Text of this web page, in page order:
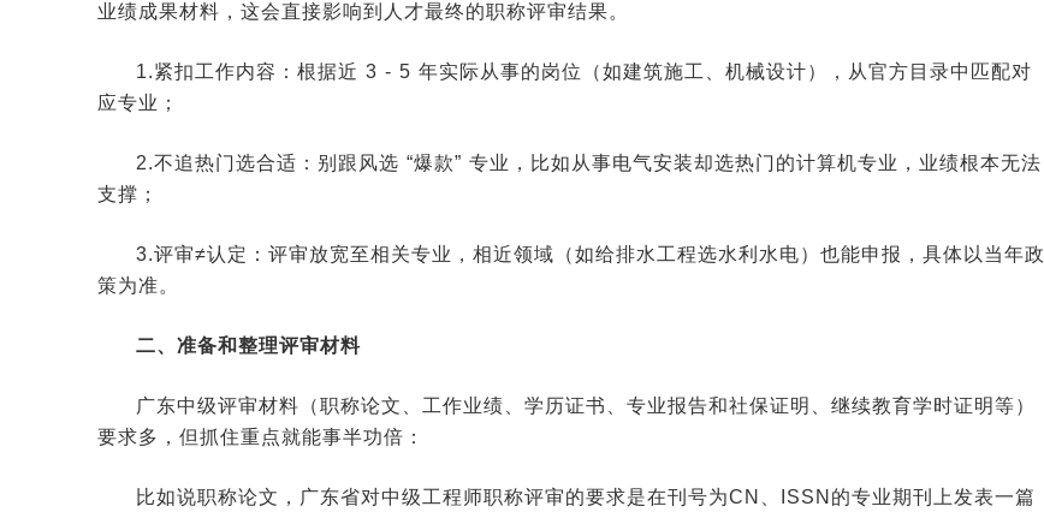
业绩成果材料，这会直接影响到人才最终的职称评审结果。
1.紧扣工作内容：根据近 3 - 5 年实际从事的岗位（如建筑施工、机械设计），从官方目录中匹配对
应专业；
2.不追热门选合适：别跟风选 “爆款” 专业，比如从事电气安装却选热门的计算机专业，业绩根本无法
支撑；
3.评审≠认定：评审放宽至相关专业，相近领域（如给排水工程选水利水电）也能申报，具体以当年政
策为准。
二、准备和整理评审材料
广东中级评审材料（职称论文、工作业绩、学历证书、专业报告和社保证明、继续教育学时证明等）
要求多，但抓住重点就能事半功倍：
比如说职称论文，广东省对中级工程师职称评审的要求是在刊号为CN、ISSN的专业期刊上发表一篇